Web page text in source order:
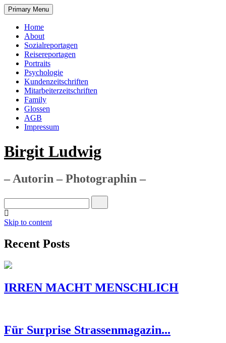
Primary Menu
Home
About
Sozialreportagen
Reisereportagen
Portraits
Psychologie
Kundenzeitschriften
Mitarbeiterzeitschriften
Family
Glossen
AGB
Impressum
Birgit Ludwig
– Autorin – Photographin –
Skip to content
Recent Posts
IRREN MACHT MENSCHLICH
Für Surprise Strassenmagazin...